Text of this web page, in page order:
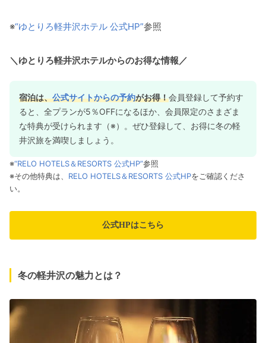
※“ゆとりろ軽井沢ホテル 公式HP”参照
＼ゆとりろ軽井沢ホテルからのお得な情報／
宿泊は、公式サイトからの予約がお得！会員登録して予約す
ると、全プランが5％OFFになるほか、会員限定のさまざま
な特典が受けられます（※）。ぜひ登録して、お得に冬の軽
井沢旅を満喫しましょう。
※“RELO HOTELS＆RESORTS 公式HP”参照
※その他特典は、 RELO HOTELS＆RESORTS 公式HPをご確認くださ
い。
公式HPはこちら
冬の軽井沢の魅力とは？